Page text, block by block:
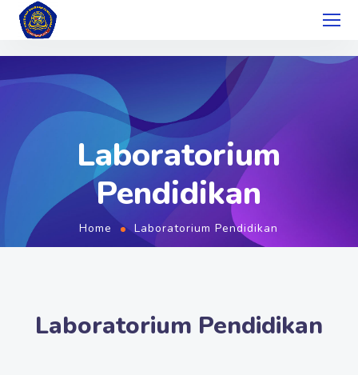
Laboratorium
Pendidikan
Home Laboratorium Pendidikan
Laboratorium Pendidikan